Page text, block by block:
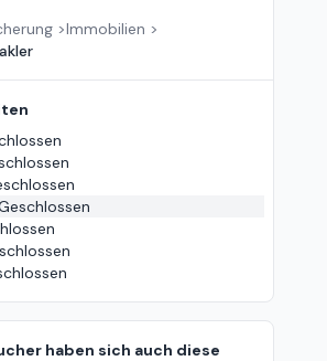
>Immobilien >
haben sich auch diese